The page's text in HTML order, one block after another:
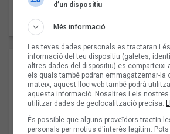
d’un dispositiu
Més informació
Les teves dades personals es tractaran i
informació del teu dispositiu (galetes,
altres dades del dispositiu) es comparteixi
els quals també podran emmagatzemar-la
mateix, aquest lloc web també podrà
aquesta informació. Nosaltres i els nostres
utilitzar dades de geolocalització precisa.
És possible que alguns proveïdors tractin
personals per motius d'interès legítim.